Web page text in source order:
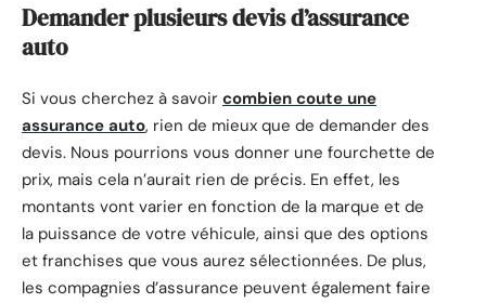
Demander plusieurs devis d’assurance
auto
Si vous cherchez à savoir combien coute une
assurance auto, rien de mieux que de demander des
devis. Nous pourrions vous donner une fourchette de
prix, mais cela n’aurait rien de précis. En effet, les
montants vont varier en fonction de la marque et de
la puissance de votre véhicule, ainsi que des options
et franchises que vous aurez sélectionnées. De plus,
les compagnies d’assurance peuvent également faire